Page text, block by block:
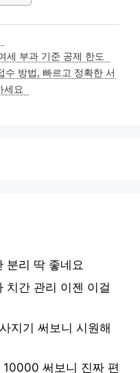
세 부과 기준 공제 한도
수 방법, 빠르고 정확한 서
세요
분리 딱 좋네요
치간 관리 이젠 이걸
지기 써보니 시원해
써보니 진짜 편